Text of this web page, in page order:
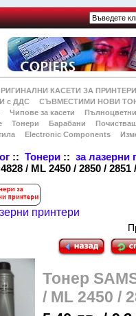
КАСЕТИ ЗА
с ДДС
СЪВМЕСТИМИ НОВИ
Чипове за касети
Тонери Барабани
Electronic Components
::Тонери ::за лазерни
/ ML 2450 / 2850 / 2851
принтери
Тонер
/ ML 2450 /